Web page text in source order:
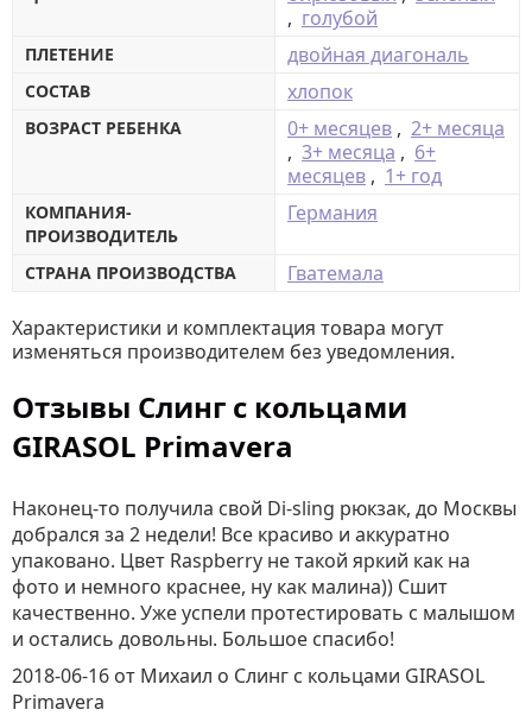
, голубой
ПЛЕТЕНИЕ двойная диагональ
СОСТАВ хлопок
ВОЗРАСТ РЕБЕНКА 0+ месяцев , 2+ месяца
, 3+ месяца , 6+
месяцев , 1+ год
КОМПАНИЯ-
ПРОИЗВОДИТЕЛЬ
Германия
СТРАНА ПРОИЗВОДСТВА Гватемала
Характеристики и комплектация товара могут
изменяться производителем без уведомления.
Отзывы Слинг с кольцами
GIRASOL Primavera
Наконец-то получила свой Di-sling рюкзак, до Москвы
добрался за 2 недели! Все красиво и аккуратно
упаковано. Цвет Raspberry не такой яркий как на
фото и немного краснее, ну как малина)) Сшит
качественно. Уже успели протестировать с малышом
и остались довольны. Большое спасибо!
2018-06-16 от Михаил о Слинг с кольцами GIRASOL
Primavera